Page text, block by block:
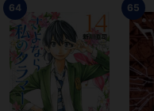
64 65